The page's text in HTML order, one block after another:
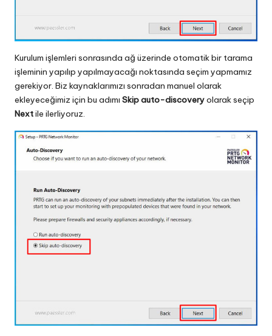
Kurulum işlemleri sonrasında ağ üzerinde otomatik bir tarama
işleminin yapılıp yapılmayacağı noktasında seçim yapmamız
gerekiyor. Biz kaynaklarımızı sonradan manuel olarak
ekleyeceğimiz için bu adımı Skip auto-discoveryolarak seçip
Nextile ilerliyoruz.